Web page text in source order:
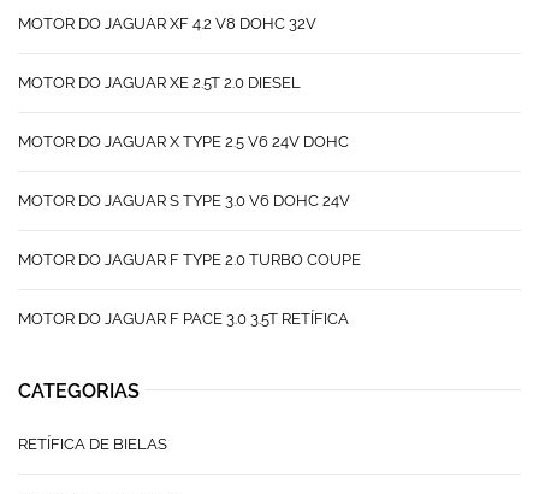
MOTOR DO JAGUAR XF 4.2 V8 DOHC 32V
MOTOR DO JAGUAR XE 2.5T 2.0 DIESEL
MOTOR DO JAGUAR X TYPE 2.5 V6 24V DOHC
MOTOR DO JAGUAR S TYPE 3.0 V6 DOHC 24V
MOTOR DO JAGUAR F TYPE 2.0 TURBO COUPE
MOTOR DO JAGUAR F PACE 3.0 3.5T RETÍFICA
CATEGORIAS
RETÍFICA DE BIELAS